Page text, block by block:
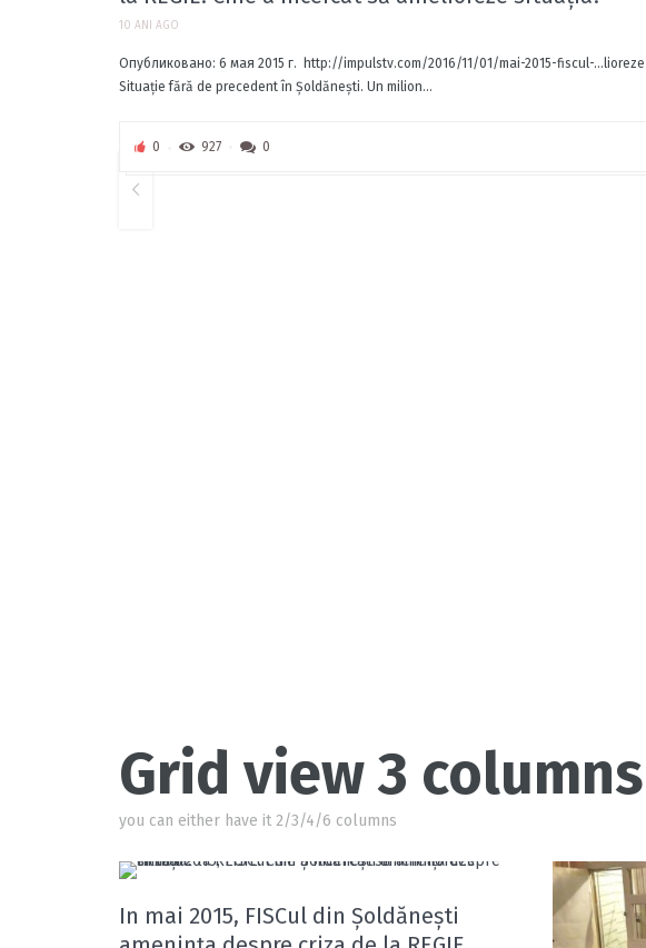
10 ANI AGO
Опубликовано: 6 мая 2015 г. http://impulstv.com/2016/11/01/mai-2015-fiscul-
Situaţie fără de precedent în Şoldăneşti. Un milion...
0 927 0
Grid view 3
you can either have it 2/3/4/6 columns
In mai 2015, FISCul din Șoldănești